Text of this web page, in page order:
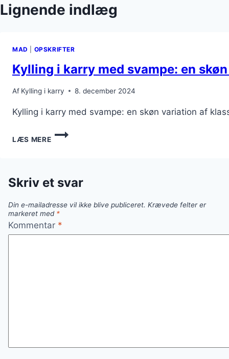
Lignende indlæg
MAD OPSKRIFTER
Kylling i karry med svampe: en
Af Kylling i karry 8. december 2024
Kylling i karry med svampe: en skøn variation af
LÆS MERE
KYLLING
I
EN
VARIATION
Skriv et svar
Din e-mailadresse vil ikke blive publiceret. Krævede felter er
markeret med *
Kommentar *